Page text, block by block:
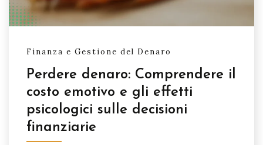
Finanza e Gestione del Denaro
Perdere denaro: Comprendere il
costo emotivo e gli effetti
psicologici sulle decisioni
finanziarie